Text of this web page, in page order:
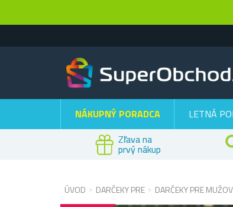
NÁKUPNÝ PORADCA LETNÁ
Zľava na
prvý nákup
ÚVOD DARČEKY PRE DARČEKY PRE MUŽOV